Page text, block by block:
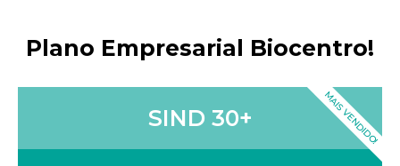
Plano Empresarial Biocentro!
SIND 30+ MAIS VENDIDO!